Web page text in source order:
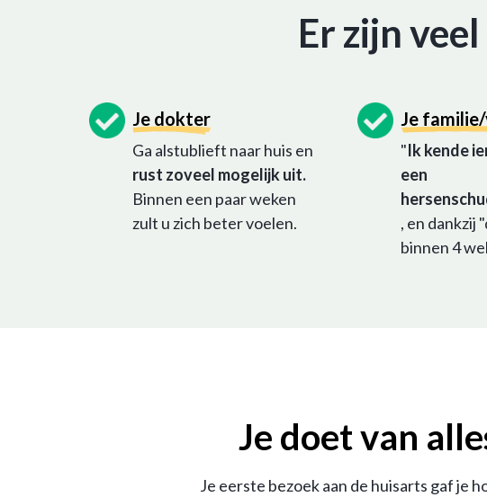
Er zijn
Je dokter
Ga alstublieft naar huis en
rust zoveel mogelijk uit.
Binnen een paar weken
zult u zich beter voelen.
Je
"Ik kende
een
, en dankzij
binnen 4
Je doet van
Je eerste bezoek aan de huisarts gaf je